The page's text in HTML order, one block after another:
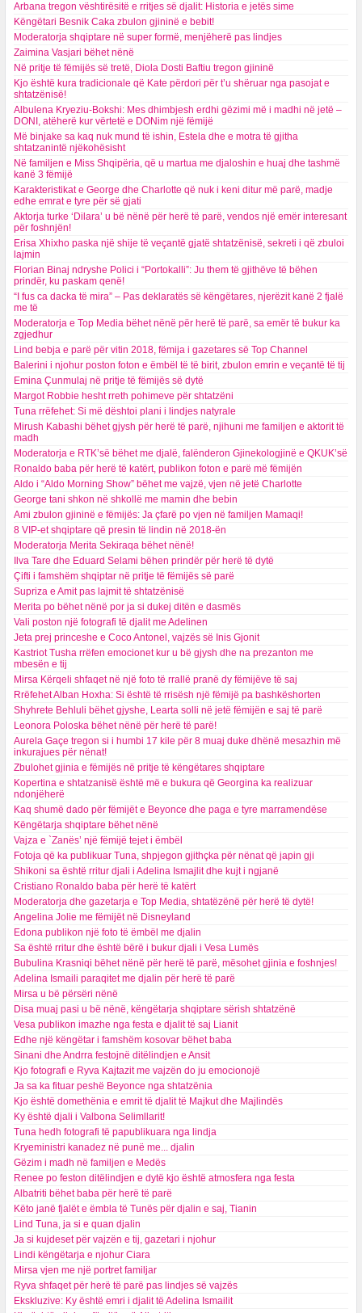
Arbana tregon vështirësitë e rritjes së djalit: Historia e jetës sime
Këngëtari Besnik Caka zbulon gjininë e bebit!
Moderatorja shqiptare në super formë, menjëherë pas lindjes
Zaimina Vasjari bëhet nënë
Në pritje të fëmijës së tretë, Diola Dosti Baftiu tregon gjininë
Kjo është kura tradicionale që Kate përdori për t’u shëruar nga pasojat e
shtatzënisë!
Albulena Kryeziu-Bokshi: Mes dhimbjesh erdhi gëzimi më i madhi në jetë –
DONI, atëherë kur vërtetë e DONim një fëmijë
Më binjake sa kaq nuk mund të ishin, Estela dhe e motra të gjitha
shtatzanintë njëkohësisht
Në familjen e Miss Shqipëria, që u martua me djaloshin e huaj dhe tashmë
kanë 3 fëmijë
Karakteristikat e George dhe Charlotte që nuk i keni ditur më parë, madje
edhe emrat e tyre për së gjati
Aktorja turke ‘Dilara’ u bë nënë për herë të parë, vendos një emër interesant
për foshnjën!
Erisa Xhixho paska një shije të veçantë gjatë shtatzënisë, sekreti i që zbuloi
lajmin
Florian Binaj ndryshe Polici i “Portokalli”: Ju them të gjithëve të bëhen
prindër, ku paskam qenë!
“I fus ca dacka të mira” – Pas deklaratës së këngëtares, njerëzit kanë 2 fjalë
me të
Moderatorja e Top Media bëhet nënë për herë të parë, sa emër të bukur ka
zgjedhur
Lind bebja e parë për vitin 2018, fëmija i gazetares së Top Channel
Balerini i njohur poston foton e ëmbël të të birit, zbulon emrin e veçantë të tij
Emina Çunmulaj në pritje të fëmijës së dytë
Margot Robbie hesht rreth pohimeve për shtatzëni
Tuna rrëfehet: Si më dështoi plani i lindjes natyrale
Mirush Kabashi bëhet gjysh për herë të parë, njihuni me familjen e aktorit të
madh
Moderatorja e RTK’së bëhet me djalë, falënderon Gjinekologjinë e QKUK’së
Ronaldo baba për herë të katërt, publikon foton e parë më fëmijën
Aldo i “Aldo Morning Show” bëhet me vajzë, vjen në jetë Charlotte
George tani shkon në shkollë me mamin dhe bebin
Ami zbulon gjininë e fëmijës: Ja çfarë po vjen në familjen Mamaqi!
8 VIP-et shqiptare që presin të lindin në 2018-ën
Moderatorja Merita Sekiraqa bëhet nënë!
Ilva Tare dhe Eduard Selami bëhen prindër për herë të dytë
Çifti i famshëm shqiptar në pritje të fëmijës së parë
Supriza e Amit pas lajmit të shtatzënisë
Merita po bëhet nënë por ja si dukej ditën e dasmës
Vali poston një fotografi të djalit me Adelinen
Jeta prej princeshe e Coco Antonel, vajzës së Inis Gjonit
Kastriot Tusha rrëfen emocionet kur u bë gjysh dhe na prezanton me
mbesën e tij
Mirsa Kërqeli shfaqet në një foto të rrallë pranë dy fëmijëve të saj
Rrëfehet Alban Hoxha: Si është të rrisësh një fëmijë pa bashkëshorten
Shyhrete Behluli bëhet gjyshe, Learta solli në jetë fëmijën e saj të parë
Leonora Poloska bëhet nënë për herë të parë!
Aurela Gaçe tregon si i humbi 17 kile për 8 muaj duke dhënë mesazhin më
inkurajues për nënat!
Zbulohet gjinia e fëmijës në pritje të këngëtares shqiptare
Kopertina e shtatzanisë është më e bukura që Georgina ka realizuar
ndonjëherë
Kaq shumë dado për fëmijët e Beyonce dhe paga e tyre marramendëse
Këngëtarja shqiptare bëhet nënë
Vajza e `Zanës’ një fëmijë tejet i ëmbël
Fotoja që ka publikuar Tuna, shpjegon gjithçka për nënat që japin gji
Shikoni sa është rritur djali i Adelina Ismajlit dhe kujt i ngjanë
Cristiano Ronaldo baba për herë të katërt
Moderatorja dhe gazetarja e Top Media, shtatëzënë për herë të dytë!
Angelina Jolie me fëmijët në Disneyland
Edona publikon një foto të ëmbël me djalin
Sa është rritur dhe është bërë i bukur djali i Vesa Lumës
Bubulina Krasniqi bëhet nënë për herë të parë, mësohet gjinia e foshnjes!
Adelina Ismaili paraqitet me djalin për herë të parë
Mirsa u bë përsëri nënë
Disa muaj pasi u bë nënë, këngëtarja shqiptare sërish shtatzënë
Vesa publikon imazhe nga festa e djalit të saj Lianit
Edhe një këngëtar i famshëm kosovar bëhet baba
Sinani dhe Andrra festojnë ditëlindjen e Ansit
Kjo fotografi e Ryva Kajtazit me vajzën do ju emocionojë
Ja sa ka fituar peshë Beyonce nga shtatzënia
Kjo është domethënia e emrit të djalit të Majkut dhe Majlindës
Ky është djali i Valbona Selimllarit!
Tuna hedh fotografi të papublikuara nga lindja
Kryeministri kanadez në punë me... djalin
Gëzim i madh në familjen e Medës
Renee po feston ditëlindjen e dytë kjo është atmosfera nga festa
Albatriti bëhet baba për herë të parë
Këto janë fjalët e ëmbla të Tunës për djalin e saj, Tianin
Lind Tuna, ja si e quan djalin
Ja si kujdeset për vajzën e tij, gazetari i njohur
Lindi këngëtarja e njohur Ciara
Mirsa vjen me një portret familjar
Ryva shfaqet për herë të parë pas lindjes së vajzës
Ekskluzive: Ky është emri i djalit të Adelina Ismailit